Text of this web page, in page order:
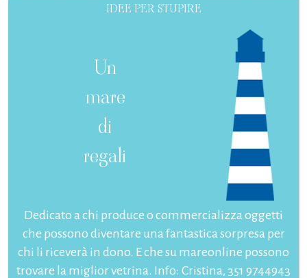
IDEE PER STUPIRE
Un
mare
di
regali
Dedicato a chi produce o commercializza oggetti
che possono diventare una fantastica sorpresa per
chi li riceverà in dono. E che su mareonline possono
trovare la miglior vetrina. Info: Cristina, 351 9744943